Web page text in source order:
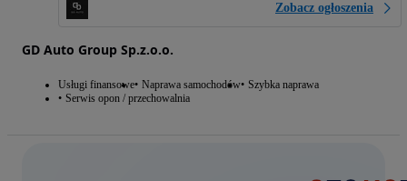
Zobacz ogłoszenia
GD Auto Group Sp.z.o.o.
Usługi finansowe Naprawa samochodów Szybka naprawa
Serwis opon / przechowalnia